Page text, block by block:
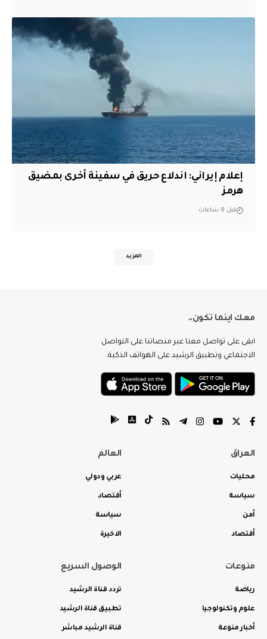
إعلام إيراني: اندلاع حريق في سفينة أخرى بمضيق
هرمز
قبل 8 ساعات
المزيد
معك اينما تكون..
ابقى على تواصل معنا عبر منصاتنا على التواصل
الاجتماعي وتطبيق الرشيد على الهواتف الذكية.
العراق
محليات
سياسة
أمن
أقتصاد
العالم
عربي ودولي
أقتصاد
سياسة
الاخيرة
منوعات
رياضة
علوم وتكنولوجيا
أخبار منوعة
الوصول السريع
تردد قناة الرشيد
تطبيق قناة الرشيد
قناة الرشيد مباشر